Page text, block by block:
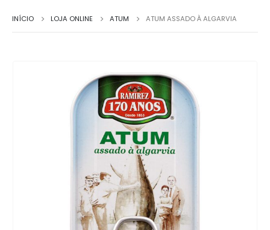
INÍCIO LOJA ONLINE ATUM ATUM ASSADO À ALGARVIA